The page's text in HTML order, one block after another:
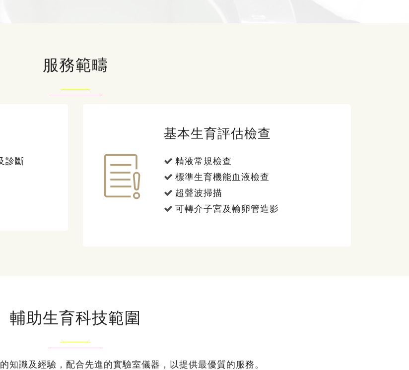
服務範疇
診斷
基本生育評估檢查
精液常規檢查
標準生育機能血液檢查
超聲波掃描
可轉介子宮及輸卵管造影
輔助生育科技範圍
知識及經驗，配合先進的實驗室儀器，以提供最優質的服務。